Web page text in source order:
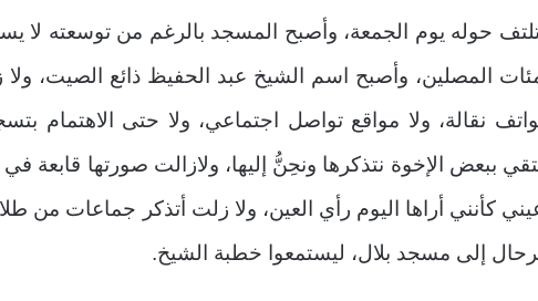
حوله يوم الجمعة، وأصبح المسجد بالرغم من توسعته لا
المصلين، وأصبح اسم الشيخ عبد الحفيظ ذائع الصيت، ولا
نقالة، ولا مواقع تواصل اجتماعي، ولا حتى الاهتمام
ببعض الإخوة نتذكرها ونحِنُّ إليها، ولازالت صورتها قابعة
كأنني أراها اليوم رأي العين، ولا زلت أتذكر جماعات
إلى مسجد بلال، ليستمعوا خطبة الشيخ.